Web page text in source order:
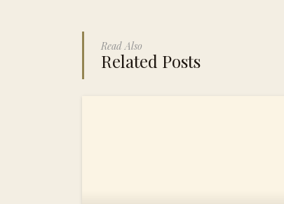
Read Also
Related Posts